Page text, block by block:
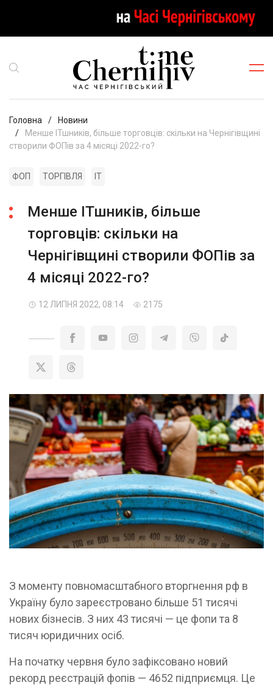
Головна
Новини
Менше ІТшників, більше торговців: скільки на Чернігівщині
створили ФОПів за 4 місяці 2022-го?
ФОП ТОРГІВЛЯ ІТ
Менше ІТшників, більше
торговців: скільки на
Чернігівщині створили ФОПів за
4 місяці 2022-го?
12 ЛИПНЯ 2022, 08:14 2175
З моменту повномасштабного вторгнення рф в
Україну було зареєстровано більше 51 тисячі
нових бізнесів. З них 43 тисячі — це фопи та 8
тисяч юридичних осіб.
На початку червня було зафіксовано новий
рекорд реєстрацій фопів — 4652 підприємця. Це